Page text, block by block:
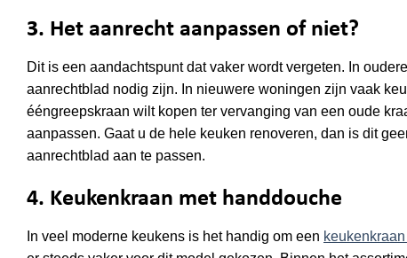
3. Het aanrecht aanpassen of niet?
Dit is een aandachtspunt dat vaker wordt vergeten. In
aanrechtblad nodig zijn. In nieuwere woningen zijn vaak
ééngreepskraan wilt kopen ter vervanging van een oude
aanpassen. Gaat u de hele keuken renoveren, dan is dit
aanrechtblad aan te passen.
4. Keukenkraan met handdouche
In veel moderne keukens is het handig om een